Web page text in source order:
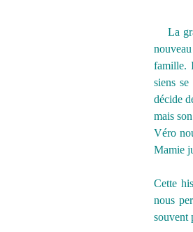
La
famille.
siens
décide
mais
Véro
Mamie
Cette
nous
souvent